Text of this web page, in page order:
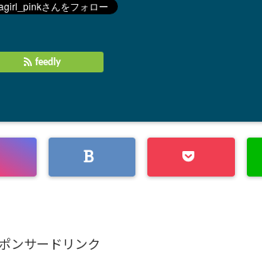
feedly
ンサードリンク